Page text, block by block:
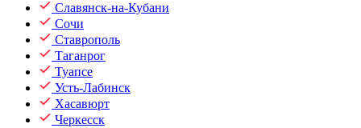
Славянск-на-Кубани
Сочи
Ставрополь
Таганрог
Туапсе
Усть-Лабинск
Хасавюрт
Черкесск